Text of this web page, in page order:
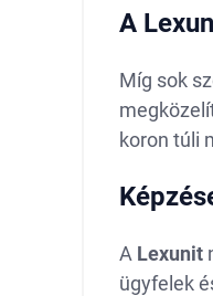
A
Míg sok
koron túli
A Lexunit
ügyfelek